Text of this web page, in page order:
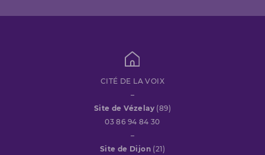
CITÉ DE LA VOIX
–
Site de Vézelay (89)
03 86 94 84 30
–
Site de Dijon (21)